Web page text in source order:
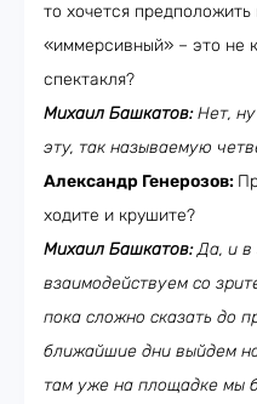
то хочется
«иммерсивный» – это не
спектакля?
Михаил Башкатов:Нет,
эту, так называемую
Александр Генерозов:
ходите и крушите?
Михаил Башкатов:Да, и в
взаимодействуем со
пока сложно сказать до
ближайшие дни выйдем
там уже на площадке мы